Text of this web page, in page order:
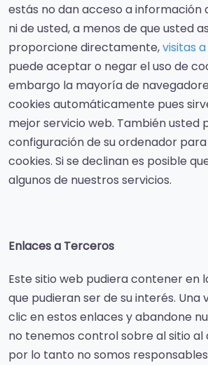
estás no dan acceso a información
ni de usted, a menos de que usted
proporcione directamente,visitas
puede aceptar o negar el uso de
embargo la mayoría de
cookies automáticamente pues
mejor servicio web. También usted
configuración de su ordenador
cookies. Si se declinan es posible
algunos de nuestros servicios.
Enlaces a Terceros
Este sitio web pudiera contener en
que pudieran ser de su interés. Una
clic en estos enlaces y abandone
no tenemos control sobre al sitio al
por lo tanto no somos